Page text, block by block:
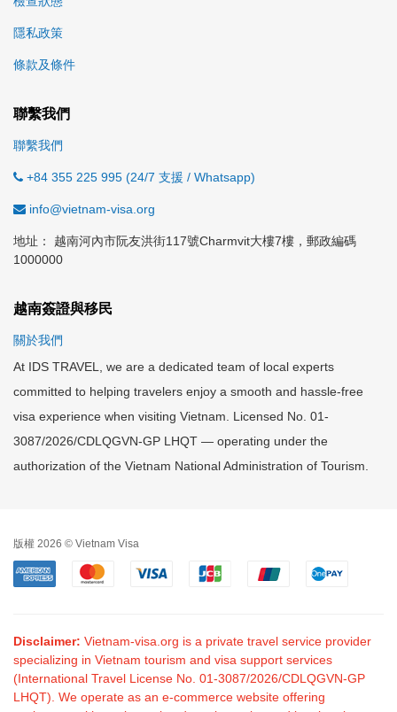
隱私政策
條款及條件
聯繫我們
聯繫我們
+84 355 225 995 (24/7 支援 / Whatsapp)
info@vietnam-visa.org
地址： 越南河內市阮友洪街117號Charmvit大樓7樓，郵政編碼
1000000
越南簽證與移民
關於我們
At IDS TRAVEL, we are a dedicated team of local experts
committed to helping travelers enjoy a smooth and hassle-free
visa experience when visiting Vietnam. Licensed No. 01-
3087/2026/CDLQGVN-GP LHQT — operating under the
authorization of the Vietnam National Administration of Tourism.
版權 2026 © Vietnam Visa
Disclaimer: Vietnam-visa.org is a private travel service provider
specializing in Vietnam tourism and visa support services
(International Travel License No. 01-3087/2026/CDLQGVN-GP
LHQT). We operate as an e-commerce website offering